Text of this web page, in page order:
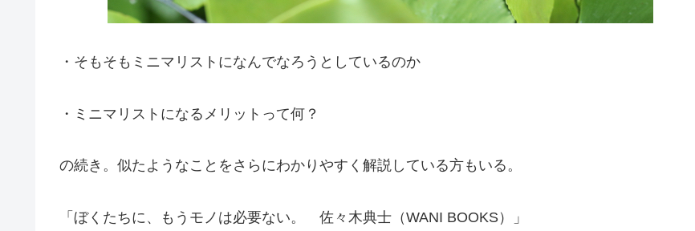
・そもそもミニマリストになんでなろうとしているのか
・ミニマリストになるメリットって何？
の続き。似たようなことをさらにわかりやすく解説している方もいる。
「ぼくたちに、もうモノは必要ない。 佐々木典士（WANI BOOKS）」